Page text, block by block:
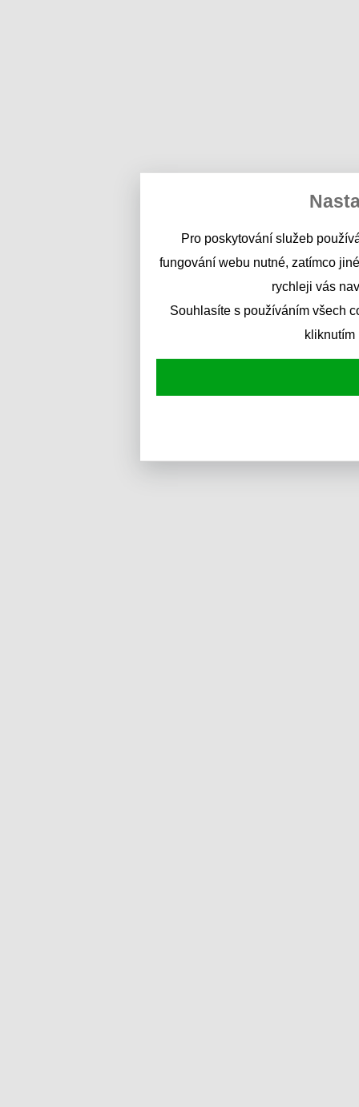
Pro poskytování služeb
fungování webu nutné, zatímco
rychleji vás
Souhlasíte s používáním všech
kliknutím